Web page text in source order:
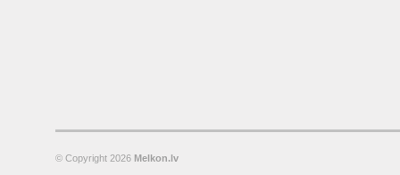
© Copyright 2026 Melkon.lv